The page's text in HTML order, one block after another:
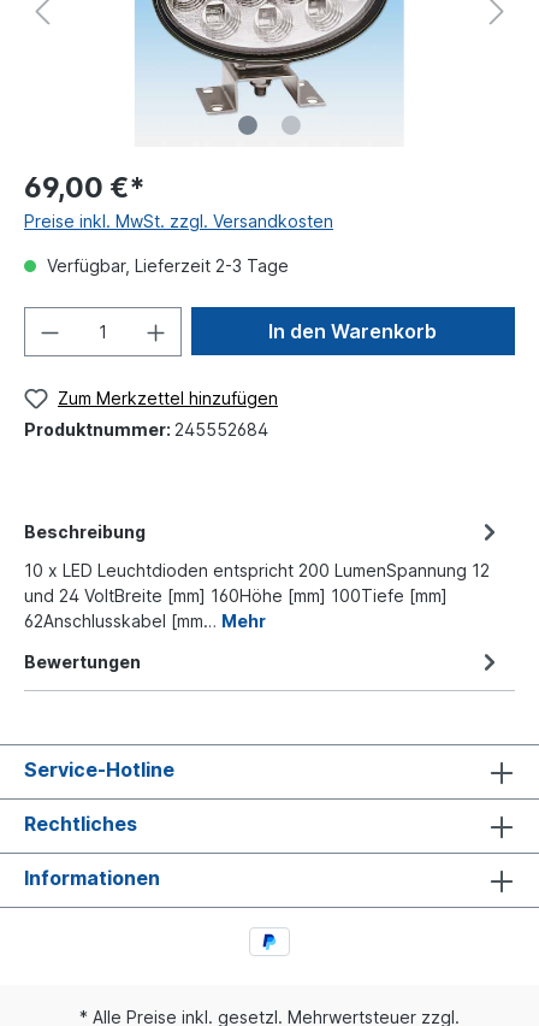
69,00 €*
Preise inkl. MwSt. zzgl. Versandkosten
Verfügbar, Lieferzeit 2-3 Tage
In den Warenkorb
Zum Merkzettel hinzufügen
Produktnummer: 245552684
Beschreibung
10 x LED Leuchtdioden entspricht 200 LumenSpannung 12
und 24 VoltBreite [mm] 160Höhe [mm] 100Tiefe [mm]
62Anschlusskabel [mm… Mehr
Bewertungen
Service-Hotline
Rechtliches
Informationen
* Alle Preise inkl. gesetzl. Mehrwertsteuer zzgl.